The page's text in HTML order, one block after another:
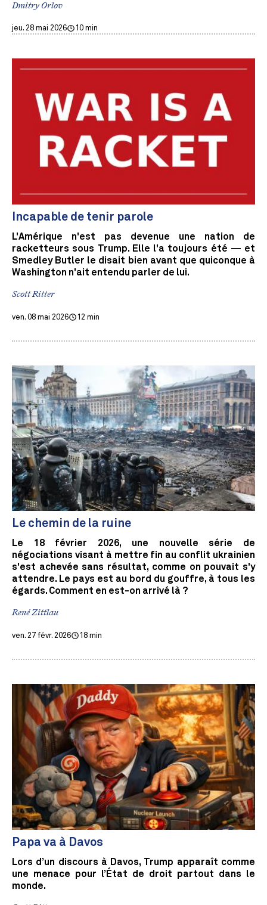
Dmitry Orlov
jeu. 28 mai 2026 10 min
Incapable de tenir parole
L'Amérique n'est pas devenue une nation de
racketteurs sous Trump. Elle l'a toujours été — et
Smedley Butler le disait bien avant que quiconque à
Washington n'ait entendu parler de lui.
Scott Ritter
ven. 08 mai 2026 12 min
Le chemin de la ruine
Le 18 février 2026, une nouvelle série de
négociations visant à mettre fin au conflit ukrainien
s'est achevée sans résultat, comme on pouvait s'y
attendre. Le pays est au bord du gouffre, à tous les
égards. Comment en est-on arrivé là ?
René Zittlau
ven. 27 févr. 2026 18 min
Papa va à Davos
Lors d’un discours à Davos, Trump apparaît comme
une menace pour l’État de droit partout dans le
monde.